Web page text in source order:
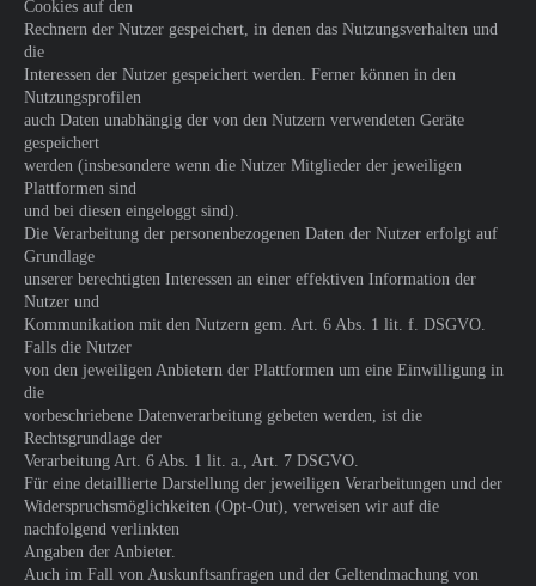
Cookies auf den
Rechnern der Nutzer gespeichert, in denen das Nutzungsverhalten und
die
Interessen der Nutzer gespeichert werden. Ferner können in den
Nutzungsprofilen
auch Daten unabhängig der von den Nutzern verwendeten Geräte
gespeichert
werden (insbesondere wenn die Nutzer Mitglieder der jeweiligen
Plattformen sind
und bei diesen eingeloggt sind).
Die Verarbeitung der personenbezogenen Daten der Nutzer erfolgt auf
Grundlage
unserer berechtigten Interessen an einer effektiven Information der
Nutzer und
Kommunikation mit den Nutzern gem. Art. 6 Abs. 1 lit. f. DSGVO.
Falls die Nutzer
von den jeweiligen Anbietern der Plattformen um eine Einwilligung in
die
vorbeschriebene Datenverarbeitung gebeten werden, ist die
Rechtsgrundlage der
Verarbeitung Art. 6 Abs. 1 lit. a., Art. 7 DSGVO.
Für eine detaillierte Darstellung der jeweiligen Verarbeitungen und der
Widerspruchsmöglichkeiten (Opt-Out), verweisen wir auf die
nachfolgend verlinkten
Angaben der Anbieter.
Auch im Fall von Auskunftsanfragen und der Geltendmachung von